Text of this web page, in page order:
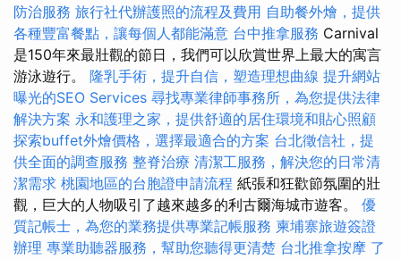
防治服務 旅行社代辦護照的流程及費用 自助餐外燴，提供
各種豐富餐點，讓每個人都能滿意 台中推拿服務 Carnival
是150年來最壯觀的節日，我們可以欣賞世界上最大的寓言
游泳遊行。 隆乳手術，提升自信，塑造理想曲線 提升網站
曝光的SEO Services 尋找專業律師事務所，為您提供法律
解決方案 永和護理之家，提供舒適的居住環境和貼心照顧
探索buffet外燴價格，選擇最適合的方案 台北徵信社，提
供全面的調查服務 整脊治療 清潔工服務，解決您的日常清
潔需求 桃園地區的台胞證申請流程 紙張和狂歡節氛圍的壯
觀，巨大的人物吸引了越來越多的利古爾海城市遊客。 優
質記帳士，為您的業務提供專業記帳服務 柬埔寨旅遊簽證
辦理 專業助聽器服務，幫助您聽得更清楚 台北推拿按摩 了